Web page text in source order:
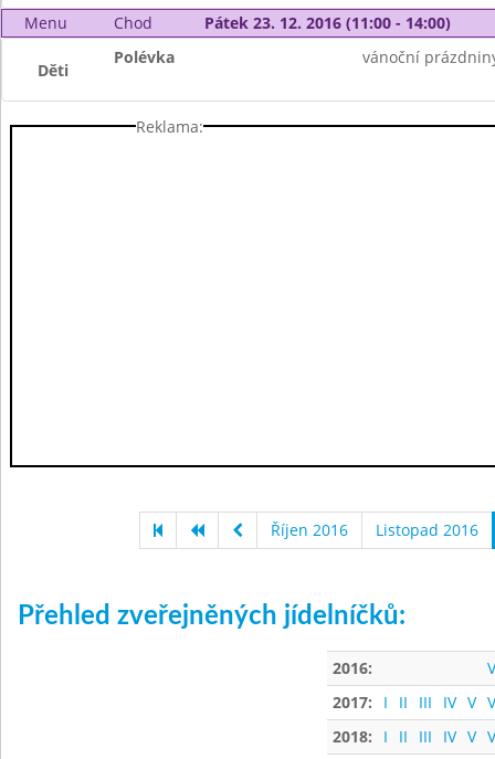
Menu
Chod Pátek 23. 12. 2016 (11:00 - 14:00)
Děti
Polévka vánoční
Reklama:
Říjen 2016 Listopad 2016
Přehled zveřejněných jídelníčků:
2016:
2017:
I II III IV V
2018:
I II III IV V